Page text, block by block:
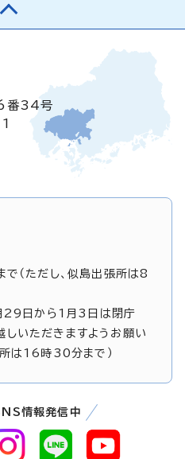
6番34号
（ただし、似島出張所は8
29日から1月3日は閉庁
いただきますようお願い
所は16時30分まで）
情報発信中